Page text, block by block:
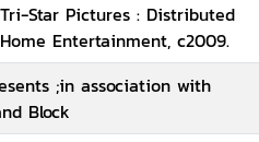
Star Pictures : Distributed
Entertainment, c2009.
;in association with
Block